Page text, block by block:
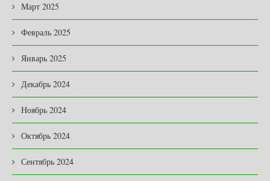
Март 2025
Февраль 2025
Январь 2025
Декабрь 2024
Ноябрь 2024
Октябрь 2024
Сентябрь 2024